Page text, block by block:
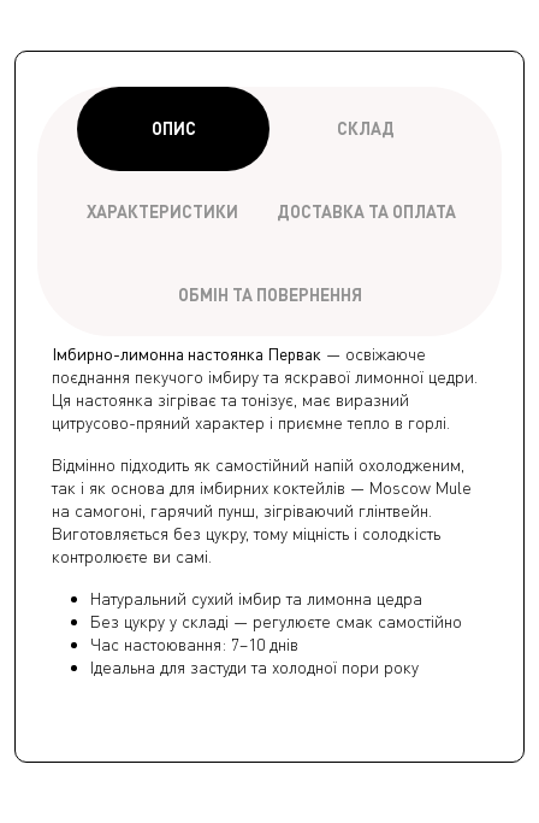
ОПИС СКЛАД
ХАРАКТЕРИСТИКИ ДОСТАВКА ТА ОПЛАТА
ОБМІН ТА ПОВЕРНЕННЯ
Імбирно-лимонна настоянка Первак — освіжаюче
поєднання пекучого імбиру та яскравої лимонної цедри.
Ця настоянка зігріває та тонізує, має виразний
цитрусово-пряний характер і приємне тепло в горлі.
Відмінно підходить як самостійний напій охолодженим,
так і як основа для імбирних коктейлів — Moscow Mule
на самогоні, гарячий пунш, зігріваючий глінтвейн.
Виготовляється без цукру, тому міцність і солодкість
контролюєте ви самі.
Натуральний сухий імбир та лимонна цедра
Без цукру у складі — регулюєте смак самостійно
Час настоювання: 7–10 днів
Ідеальна для застуди та холодної пори року